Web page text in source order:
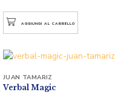
AGGIUNGI AL CARRELLO
Verbal Magic
JUAN TAMARIZ